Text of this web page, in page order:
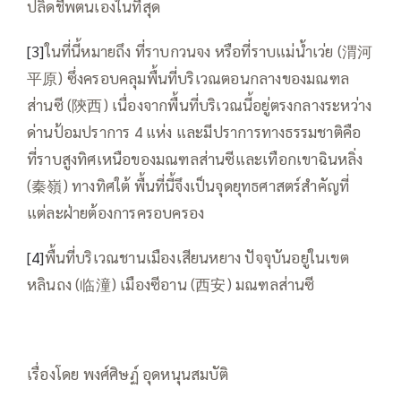
ปลิดชีพตนเองในที่สุด
[3]ในที่นี้หมายถึง ที่ราบกวนจง หรือที่ราบแม่น้ำเว่ย (渭河
平原) ซึ่งครอบคลุมพื้นที่บริเวณตอนกลางของมณฑล
ส่านซี (陝西) เนื่องจากพื้นที่บริเวณนี้อยู่ตรงกลางระหว่าง
ด่านป้อมปราการ 4 แห่ง และมีปราการทางธรรมชาติคือ
ที่ราบสูงทิศเหนือของมณฑลส่านซีและเทือกเขาฉินหลิ่ง
(秦嶺) ทางทิศใต้ พื้นที่นี้จึงเป็นจุดยุทธศาสตร์สำคัญที่
แต่ละฝ่ายต้องการครอบครอง
[4]พื้นที่บริเวณชานเมืองเสียนหยาง ปัจจุบันอยู่ในเขต
หลินถง (临潼) เมืองซีอาน (西安) มณฑลส่านซี
เรื่องโดย พงศ์ศิษฏ์ อุดหนุนสมบัติ